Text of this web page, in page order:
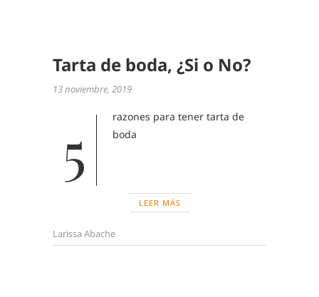
Tarta de boda, ¿Si o No?
13 noviembre, 2019
5
razones para tener tarta de
boda
LEER MÁS
Larissa Abache